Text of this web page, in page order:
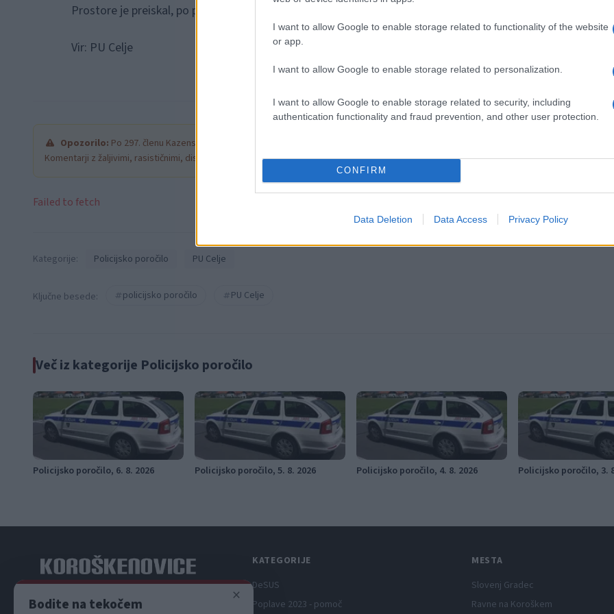
I want to allow Google to enable storage related to functionality of the website
or app.
I want to allow Google to enable storage related to personalization.
I want to allow Google to enable storage related to security, including
authentication functionality and fraud prevention, and other user protection.
CONFIRM
Data Deletion Data Access Privacy Policy
Prostore je preiskal, po prvih podatkih ni ničesar ukradel.
Vir: PU Celje
Opozorilo: Po 297. členu Kazenskega zakonika je posameznik kazensko odgovoren za javno spodbujanje sovraštva, nasilja ali
Komentarji z žaljivimi, rasističnimi, diskriminatornimi ali nezakonitimi vsebinami bodo odstranjeni. Pravila komentiranja →
Failed to fetch
Kategorije: Policijsko poročilo PU Celje
Ključne besede: policijsko poročilo PU Celje
Več iz kategorije Policijsko poročilo
Policijsko poročilo, 6. 8. 2026 Policijsko poročilo, 5. 8. 2026 Policijsko poročilo, 4. 8. 2026 Policijsko poročilo, 3.
KATEGORIJE
DeSUS
Poplave 2023 - pomoč
MESTA
Slovenj Gradec
Ravne na Koroškem
×
Bodite na tekočem